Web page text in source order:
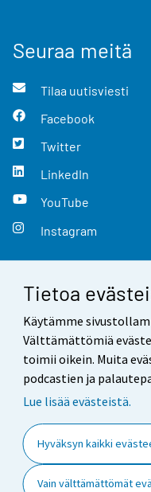
Tietoa
Käytämme
Välttämättömiä
toimii oikein. Muita
podcastien ja
Lue lisää evästeistä.
Hyväksyn kaikki
Vain välttämättömät
Seuraa meitä
Tilaa uutisviesti
Facebook
Twitter
LinkedIn
YouTube
Instagram
Yhteystiedot
Palaute
Käyttöehdot
Saavutettavuus
Tietoa sivustosta
Evästeasetukset